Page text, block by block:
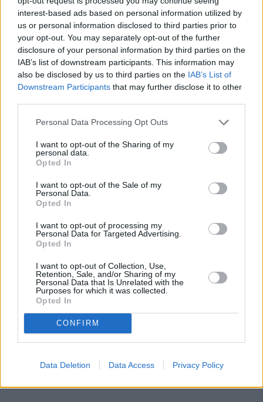
interest-based ads based on personal information utilized by
us or personal information disclosed to third parties prior to
your opt-out. You may separately opt-out of the further
disclosure of your personal information by third parties on the
IAB’s list of downstream participants. This information may
also be disclosed by us to third parties on the IAB’s List of
Downstream Participants that may further disclose it to other
Personal Data Processing Opt Outs
I want to opt-out of the Sharing of my
personal data.
Opted In
I want to opt-out of the Sale of my
Personal Data.
Opted In
I want to opt-out of processing my
Personal Data for Targeted Advertising.
Opted In
I want to opt-out of Collection, Use,
Retention, Sale, and/or Sharing of my
Personal Data that Is Unrelated with the
Purposes for which it was collected.
Opted In
CONFIRM
Data Deletion Data Access Privacy Policy
porque por un lado afecta a la declaración del IVA, que
supuestamente se ha pagado, y por otro a la declaración
anual del Impuesto de Sociedades, aumentando de ese
modo ficticiamente el "gasto" y disminuyendo el
"beneficio" de las empresas. Además, las "empresas
colaboradoras" de P.R.P. que presentaron las facturas
Moriles (Córdoba) y Mengíbar en connivencia con el
abiertas.